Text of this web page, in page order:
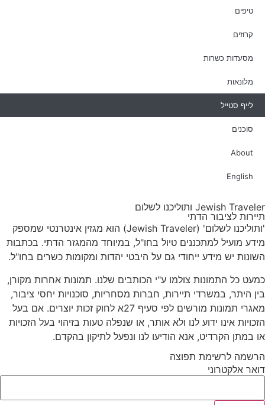
טיפים
קרוזים
מסעדות כשרות
מלונאות
לייף סטייל
סוכנים
About
English
Jewish Traveler ותוליכנו לשלום
תיירות לציבור הדתי
'ותוליכנו לשלום' (Jewish Traveler) הוא מגזין אינטרנטי שמספק
מידע מועיל למתכננים טיול בחו"ל, במיוחד מהמגזר הדתי. בכתבות
השונות יש מידע ייחודי גם על היבטי יהדות ומקומות כשרים בחו"ל.
כמעט כל התמונות צולמו ע"י הכותבים שלנו. תמונות אחרות מקורן,
בין היתר, במשרדי תיירות, חברות מסחריות, סוכנויות יחסי ציבור,
מאגרי תמונות מורשים לפי סעיף 27א לחוק זכות יוצרים. אם בעל
הזכויות אינו ידוע לנו ולא אותר, או שנפלה טעות בזיהוי בעל הזכויות
או במתן הקרדיט, אנא הודיעו לנו ונפעל לתיקון בהקדם.
הרשמה לרשימת תפוצה
דואר אלקטרוני